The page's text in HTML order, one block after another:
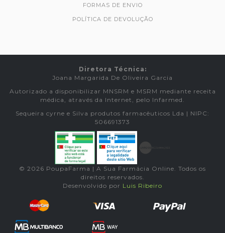
FORMAS DE ENVIO
POLÍTICA DE DEVOLUÇÃO
Diretora Técnica:
Joana Margarida De Oliveira Garcia
Autorizado a disponibilizar MNSRM e MSRM mediante receita
médica, através da Internet, pelo Infarmed.
Sequeira cyrne e Silva produtos farmacêuticos Lda | NIPC:
506691373
© 2026 PoupaFarma | A Sua Farmácia Online. Todos os
direitos reservados.
Desenvolvido por Luis Ribeiro